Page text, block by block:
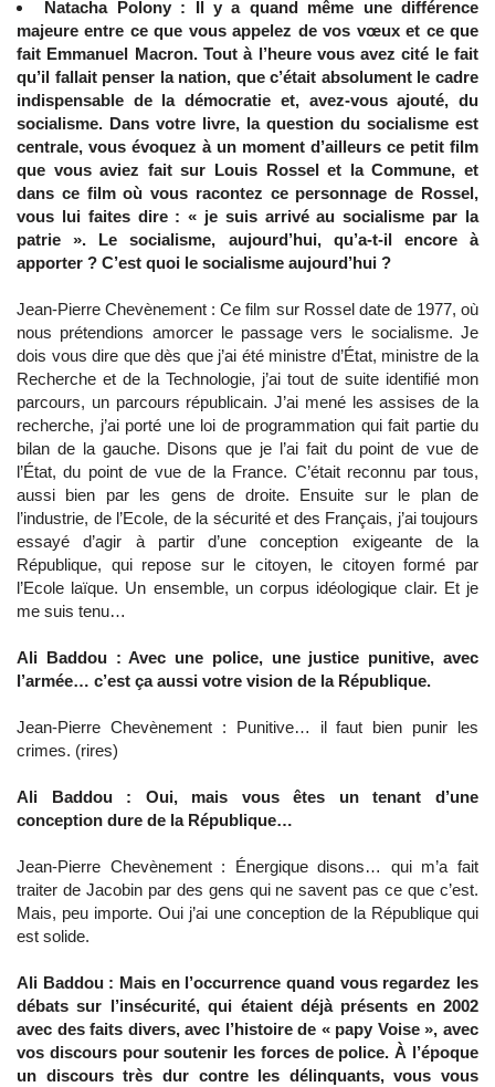
Natacha Polony : Il y a quand même une différence
majeure entre ce que vous appelez de vos vœux et ce que
fait Emmanuel Macron. Tout à l’heure vous avez cité le fait
qu’il fallait penser la nation, que c’était absolument le cadre
indispensable de la démocratie et, avez-vous ajouté, du
socialisme. Dans votre livre, la question du socialisme est
centrale, vous évoquez à un moment d’ailleurs ce petit film
que vous aviez fait sur Louis Rossel et la Commune, et
dans ce film où vous racontez ce personnage de Rossel,
vous lui faites dire : « je suis arrivé au socialisme par la
patrie ». Le socialisme, aujourd’hui, qu’a-t-il encore à
apporter ? C’est quoi le socialisme aujourd’hui ?
Jean-Pierre Chevènement : Ce film sur Rossel date de 1977, où
nous prétendions amorcer le passage vers le socialisme. Je
dois vous dire que dès que j’ai été ministre d’État, ministre de la
Recherche et de la Technologie, j’ai tout de suite identifié mon
parcours, un parcours républicain. J’ai mené les assises de la
recherche, j’ai porté une loi de programmation qui fait partie du
bilan de la gauche. Disons que je l’ai fait du point de vue de
l’État, du point de vue de la France. C’était reconnu par tous,
aussi bien par les gens de droite. Ensuite sur le plan de
l’industrie, de l’Ecole, de la sécurité et des Français, j’ai toujours
essayé d’agir à partir d’une conception exigeante de la
République, qui repose sur le citoyen, le citoyen formé par
l’Ecole laïque. Un ensemble, un corpus idéologique clair. Et je
me suis tenu…
Ali Baddou : Avec une police, une justice punitive, avec
l’armée… c’est ça aussi votre vision de la République.
Jean-Pierre Chevènement : Punitive… il faut bien punir les
crimes. (rires)
Ali Baddou : Oui, mais vous êtes un tenant d’une
conception dure de la République…
Jean-Pierre Chevènement : Énergique disons… qui m’a fait
traiter de Jacobin par des gens qui ne savent pas ce que c’est.
Mais, peu importe. Oui j’ai une conception de la République qui
est solide.
Ali Baddou : Mais en l’occurrence quand vous regardez les
débats sur l’insécurité, qui étaient déjà présents en 2002
avec des faits divers, avec l’histoire de « papy Voise », avec
vos discours pour soutenir les forces de police. À l’époque
un discours très dur contre les délinquants, vous vous